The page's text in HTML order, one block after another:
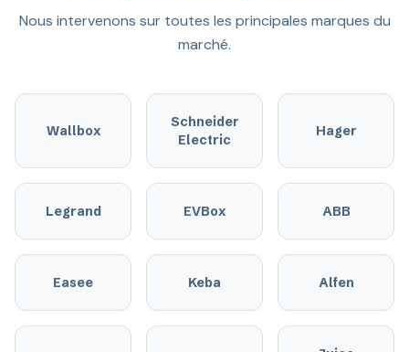
Nous intervenons sur toutes les principales marques du
marché.
Wallbox
Schneider
Electric
Hager
Legrand EVBox ABB
Easee Keba Alfen